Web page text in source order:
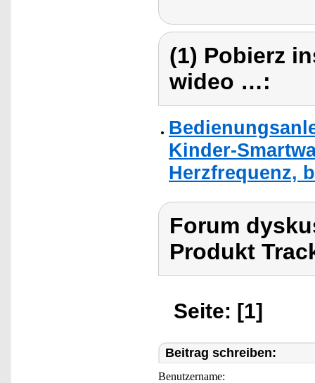
(1) Pobierz
wideo …:
Kinder-
Herzfrequenz,
Forum
Produkt
Seite: [1]
Beitrag schreiben:
Benutzername: